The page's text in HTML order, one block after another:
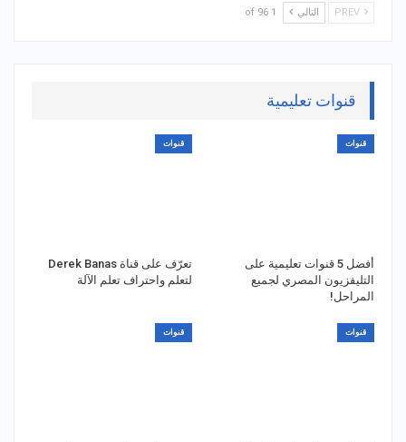
التالي 1 of 96
قنوات تعليمية
قنوات
أفضل 5 قنوات تعليمية على
التليفزيون المصري لجميع
المراحل!
قنوات
تعرّف على قناة Derek Banas
لتعلم واحتراف تعلم الآلة
قنوات قنوات